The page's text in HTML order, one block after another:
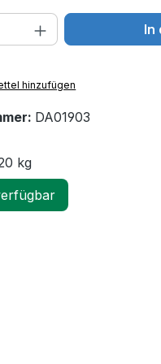
Anzahl: Gib In
hinzufügen
DA01903
kg